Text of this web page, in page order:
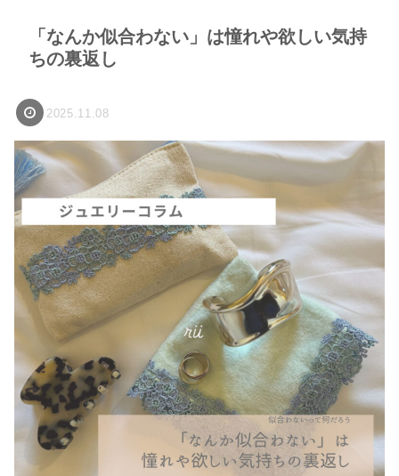
「なんか似合わない」は憧れや欲しい気持
ちの裏返し
2025.11.08